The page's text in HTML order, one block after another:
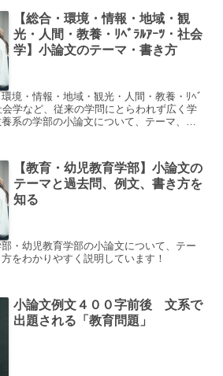
【総合・環境・情報・地域・観
光・人間・教養・ﾘﾍﾞﾗﾙｱｰﾂ・社会
学】小論文のテーマ・書き方
境・情報・地域・観光・人間・教養・ﾘﾍﾞ
学など、従来の学問にとらわれず広く学
系の学部の小論文について、テーマ、書
【教育・幼児教育学部】小論文の
テーマと過去問、例文、書き方を
知る
・幼児教育学部の小論文について、テー
をわかりやすく説明しています！
小論文例文４００字前後 文系で
出題される「教育問題」